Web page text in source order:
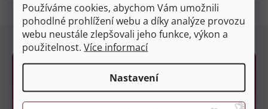
Používáme cookies, abychom Vám umožnili
pohodlné prohlížení webu a díky analýze provozu
webu neustále zlepšovali jeho funkce, výkon a
použitelnost.Více informací
Nastavení